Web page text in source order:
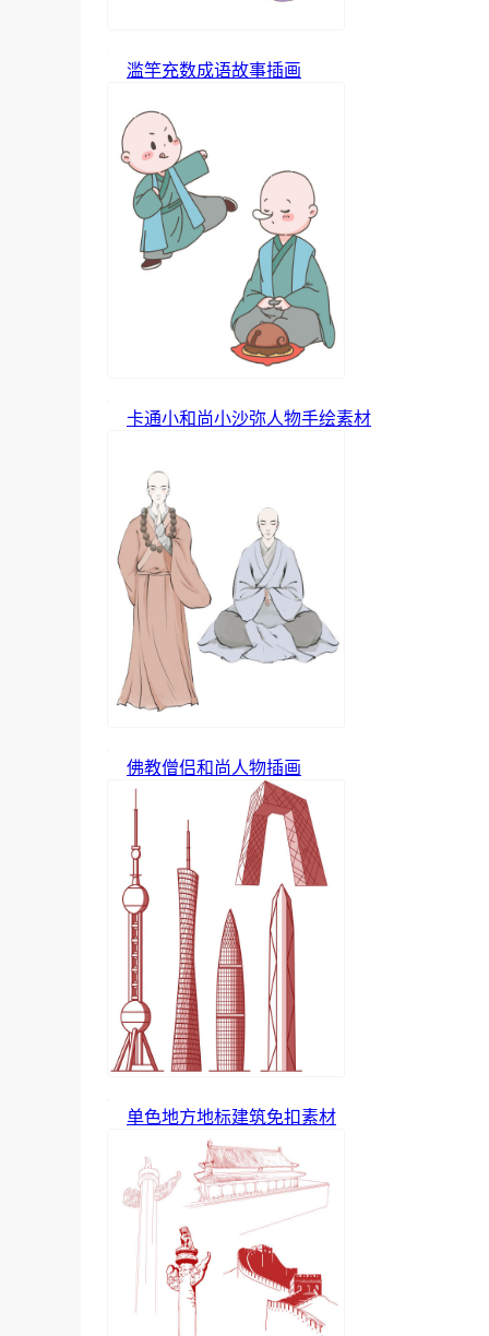
滥竽充数成语故事插画
卡通小和尚小沙弥人物手绘素材
佛教僧侣和尚人物插画
单色地方地标建筑免扣素材